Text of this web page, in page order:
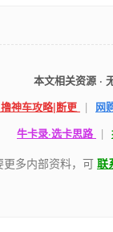
本文相关资源 ·
神车攻略|断更 |
网
牛卡录·选卡思路 |
更多内部资料，可联